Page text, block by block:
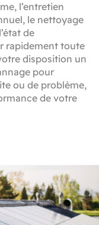
l’entretien
le nettoyage
de
rapidement toute
disposition un
pour
ou de problème,
de votre